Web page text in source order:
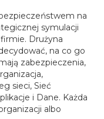
na
symulacji
Drużyna
na co go
zabezpieczenia,
sieci, Sieć
i Dane. Każda
albo